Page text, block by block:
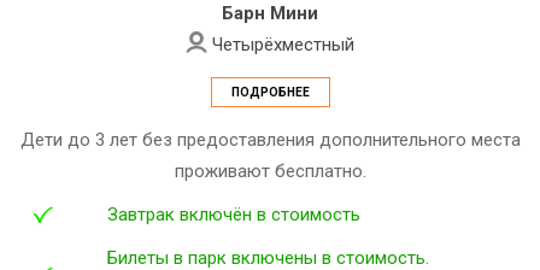
Барн Мини
Четырёхместный
ПОДРОБНЕЕ
Дети до 3 лет без предоставления дополнительного места
проживают бесплатно.
Завтрак включён в стоимость
Билеты в парк включены в стоимость.